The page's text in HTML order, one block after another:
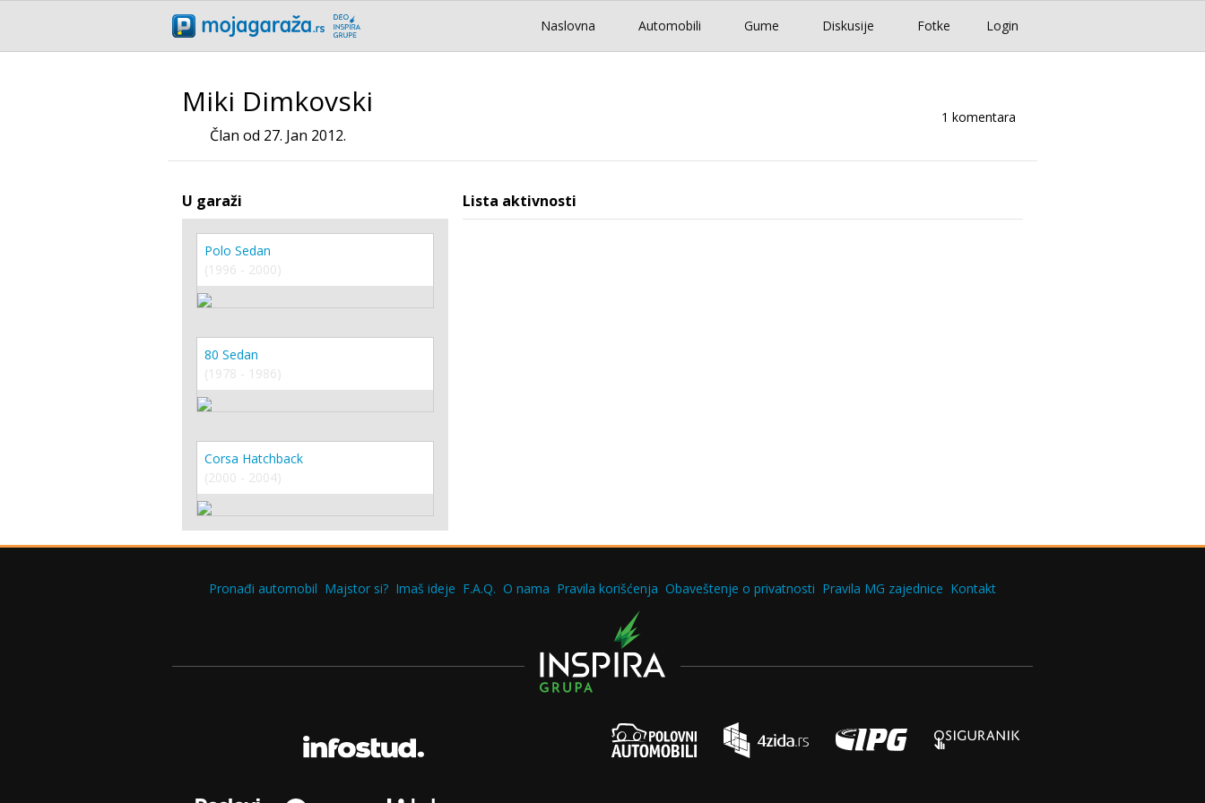
Login
Naslovna Automobili Gume Diskusije Fotke
Miki Dimkovski
Član od 27. Jan 2012.
1 komentara
U garaži
Polo Sedan
(1996 - 2000)
80 Sedan
(1978 - 1986)
Corsa Hatchback
(2000 - 2004)
Lista aktivnosti
Pronađi automobil Majstor si? Imaš ideje F.A.Q. O nama Pravila korišćenja Obaveštenje o privatnosti Pravila MG zajednice Kontakt